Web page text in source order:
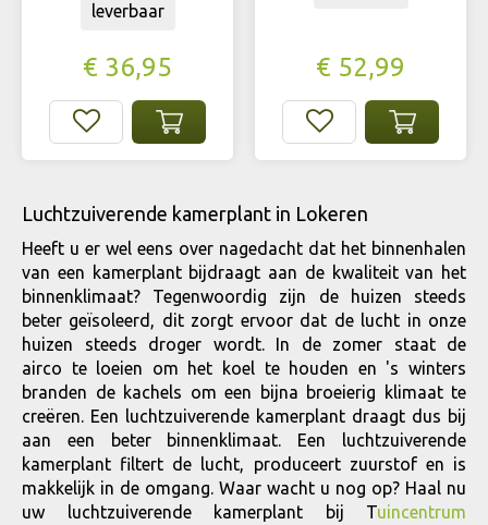
€ 36,95
leverbaar
€ 52,99
Luchtzuiverende kamerplant in Lokeren
Heeft u er wel eens over nagedacht dat het binnenhalen
van een kamerplant bijdraagt aan de kwaliteit van het
binnenklimaat? Tegenwoordig zijn de huizen steeds
beter geïsoleerd, dit zorgt ervoor dat de lucht in onze
huizen steeds droger wordt. In de zomer staat de
airco te loeien om het koel te houden en 's winters
branden de kachels om een bijna broeierig klimaat te
creëren. Een luchtzuiverende kamerplant draagt dus bij
aan een beter binnenklimaat. Een luchtzuiverende
kamerplant filtert de lucht, produceert zuurstof en is
makkelijk in de omgang. Waar wacht u nog op? Haal nu
uw luchtzuiverende kamerplant bij Tuincentrum